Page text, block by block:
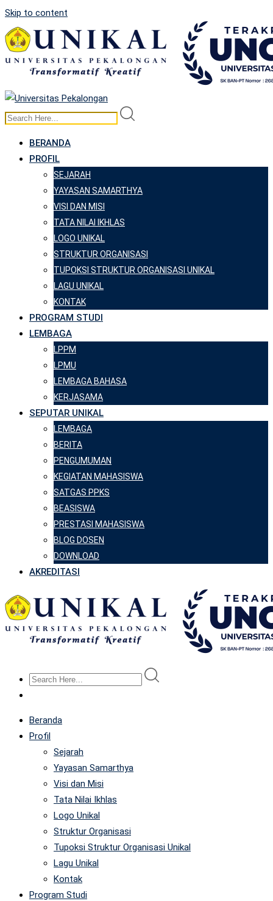
Skip to content
BERANDA
PROFIL
SEJARAH
YAYASAN SAMARTHYA
VISI DAN MISI
TATA NILAI IKHLAS
LOGO UNIKAL
STRUKTUR ORGANISASI
TUPOKSI STRUKTUR ORGANISASI UNIKAL
LAGU UNIKAL
KONTAK
PROGRAM STUDI
LEMBAGA
LPPM
LPMU
LEMBAGA BAHASA
KERJASAMA
SEPUTAR UNIKAL
LEMBAGA
BERITA
PENGUMUMAN
KEGIATAN MAHASISWA
SATGAS PPKS
BEASISWA
PRESTASI MAHASISWA
BLOG DOSEN
DOWNLOAD
AKREDITASI
Beranda
Profil
Sejarah
Yayasan Samarthya
Visi dan Misi
Tata Nilai Ikhlas
Logo Unikal
Struktur Organisasi
Tupoksi Struktur Organisasi Unikal
Lagu Unikal
Kontak
Program Studi